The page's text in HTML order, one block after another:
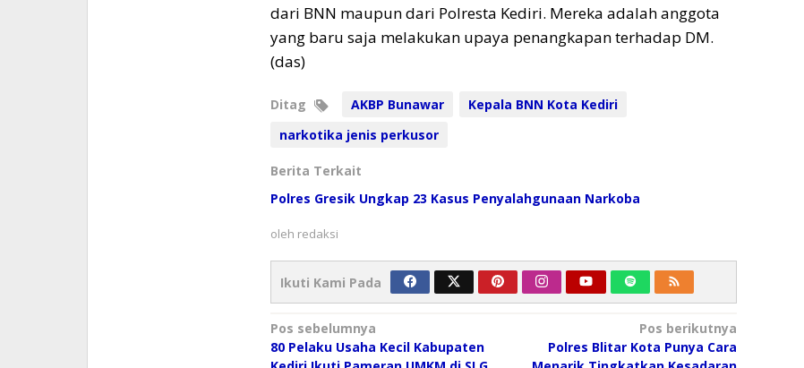
dari BNN maupun dari Polresta Kediri. Mereka adalah anggota
yang baru saja melakukan upaya penangkapan terhadap DM.
(das)
Ditag AKBP Bunawar
Kepala BNN Kota Kediri
narkotika jenis perkusor
Berita Terkait
Polres Gresik Ungkap 23 Kasus Penyalahgunaan Narkoba
oleh redaksi
Ikuti Kami Pada
Navigasi
pos
Pos sebelumnya
80 Pelaku Usaha Kecil Kabupaten
Pos berikutnya
Polres Blitar Kota Punya Cara